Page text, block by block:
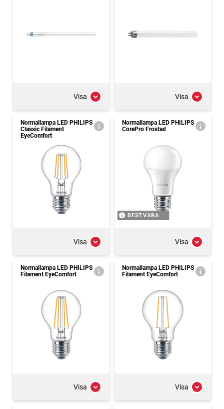
Visa Visa
Normallampa LED PHILIPS
Classic Filament
EyeComfort
Visa
Normallampa LED PHILIPS
CorePro Frostad
BEST.VARA
Visa
Normallampa LED PHILIPS
Filament EyeComfort
Visa
Normallampa LED PHILIPS
Filament EyeComfort
Visa